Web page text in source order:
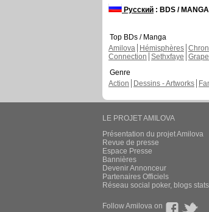
Русский : BDS /
Top BDs / Manga
Amilova
Hémisphères
Connection Sethxfaye
Genre
Action
Dessins - Artworks
LE PROJET AMILOVA
Présentation du projet Amilova
Revue de presse
Espace Presse
Bannières
Devenir Annonceur
Partenaires Officiels
Réseau social poker, blogs
Follow Amilova on